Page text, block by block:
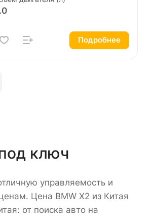
Подробнее
ключ
управляемость и
Цена BMW X2 из Китая
от поиска авто на